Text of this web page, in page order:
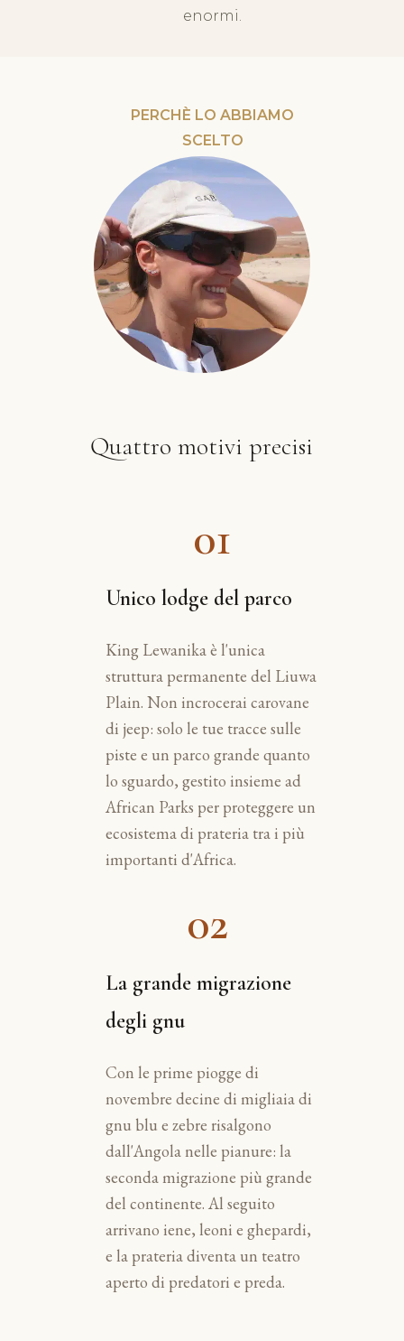
enormi.
PERCHÈ LO ABBIAMO
SCELTO
Quattro motivi precisi
01
Unico lodge del parco
King Lewanika è l'unica
struttura permanente del Liuwa
Plain. Non incrocerai carovane
di jeep: solo le tue tracce sulle
piste e un parco grande quanto
lo sguardo, gestito insieme ad
African Parks per proteggere un
ecosistema di prateria tra i più
importanti d'Africa.
02
La grande migrazione
degli gnu
Con le prime piogge di
novembre decine di migliaia di
gnu blu e zebre risalgono
dall'Angola nelle pianure: la
seconda migrazione più grande
del continente. Al seguito
arrivano iene, leoni e ghepardi,
e la prateria diventa un teatro
aperto di predatori e preda.